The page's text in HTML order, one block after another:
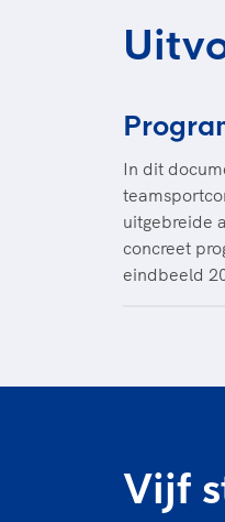
In dit
uitgebreide
concreet
eindbeeld
Vijf